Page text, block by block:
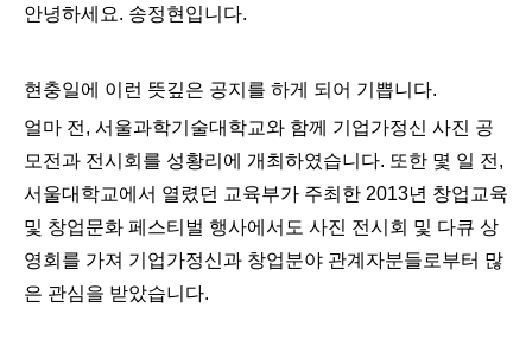
안녕하세요. 송정현입니다.
현충일에 이런 뜻깊은 공지를 하게 되어 기쁩니다.
얼마 전, 서울과학기술대학교와 함께 기업가정신 사진 공
모전과 전시회를 성황리에 개최하였습니다. 또한 몇 일 전,
서울대학교에서 열렸던 교육부가 주최한 2013년 창업교육
및 창업문화 페스티벌 행사에서도 사진 전시회 및 다큐 상
영회를 가져 기업가정신과 창업분야 관계자분들로부터 많
은 관심을 받았습니다.